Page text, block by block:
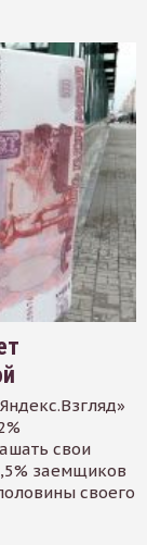
свои
заемщиков
своего